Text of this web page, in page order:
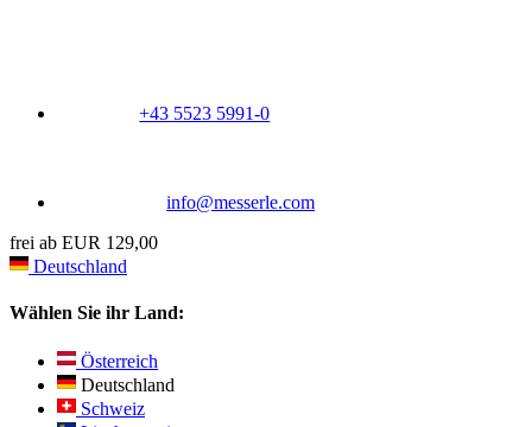
+43 5523 5991-0
info@messerle.com
frei ab EUR 129,00
Deutschland
Wählen Sie ihr Land:
Österreich
Deutschland
Schweiz